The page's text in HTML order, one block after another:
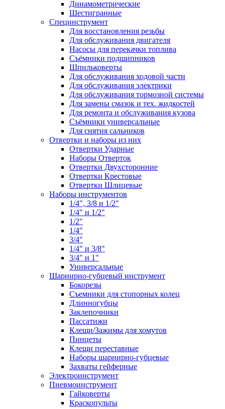
Динамометрические
Шестигранные
Специнструмент
Для восстановления резьбы
Для обслуживания двигателя
Насосы для перекачки топлива
Съёмники подшипников
Шпильковерты
Для обслуживания ходовой части
Для обслуживания электрики
Для обслуживания тормозной системы
Для замены смазок и тех. жидкостей
Для ремонта и обслуживания кузова
Съёмники универсальные
Для снятия сальников
Отвертки и наборы из них
Отвертки Ударные
Наборы Отверток
Отвертки Двухсторонние
Отвертки Крестовые
Отвертки Шлицевые
Наборы инструментов
1/4", 3/8 и 1/2"
1/4" и 1/2"
1/2"
1/4"
3/4"
1/4" и 3/8"
3/4" и 1"
Универсальные
Шарнирно-губцевый инструмент
Бокорезы
Съемники для стопорных колец
Длинногубцы
Заклепочники
Пассатижи
Клещи/Зажимы для хомутов
Пинцеты
Клещи переставные
Наборы шарнирно-губцевые
Захваты гейферные
Электроинструмент
Пневмоинструмент
Гайковерты
Краскопульты